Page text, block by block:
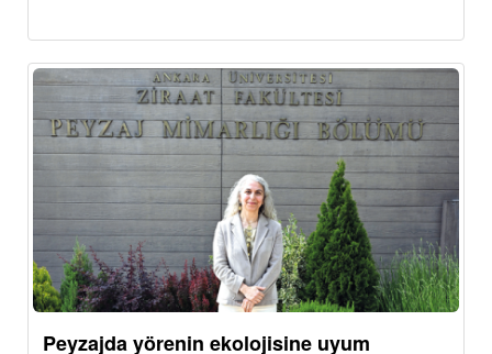
Peyzajda yörenin ekolojisine uyum